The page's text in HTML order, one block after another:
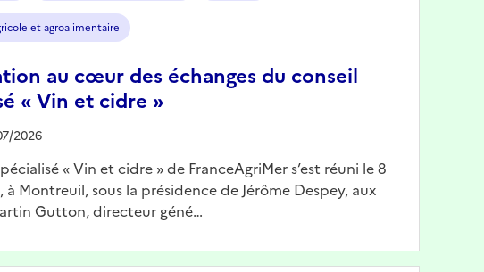
et agroalimentaire
au cœur des échanges du conseil
« Vin et cidre »
2026
« Vin et cidre » de FranceAgriMer s’est réuni le 8
Montreuil, sous la présidence de Jérôme Despey, aux
Gutton, directeur géné…